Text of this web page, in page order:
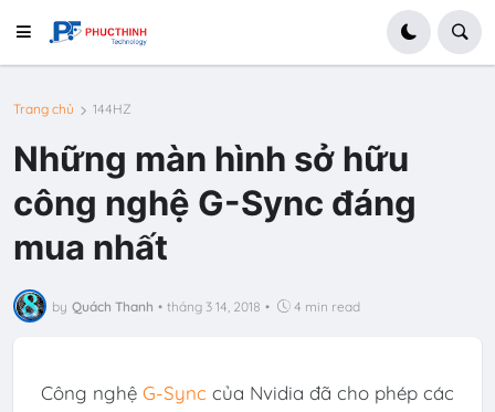
Trang chủ 144HZ
Những màn hình sở hữu
công nghệ G-Sync đáng
mua nhất
by Quách Thanh • tháng 3 14, 2018 • 4 min read
Công nghệ G-Sync của Nvidia đã cho phép các